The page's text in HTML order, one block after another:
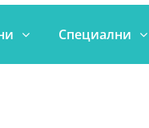
Специални